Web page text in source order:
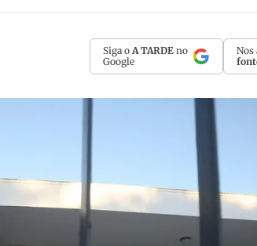
Siga o A TARDE no
Google
Nos